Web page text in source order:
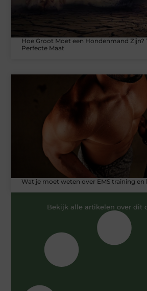
Hoe Groot Moet een Hondenmand Zijn?
Perfecte Maat
Wat je moet weten over EMS training en
Bekijk alle artikelen over dit